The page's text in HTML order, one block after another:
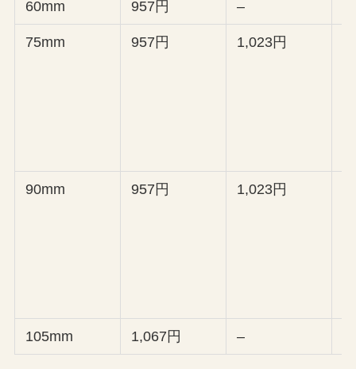
60mm 957円 –
75mm 957円 1,023円
90mm 957円 1,023円
105mm 1,067円 –